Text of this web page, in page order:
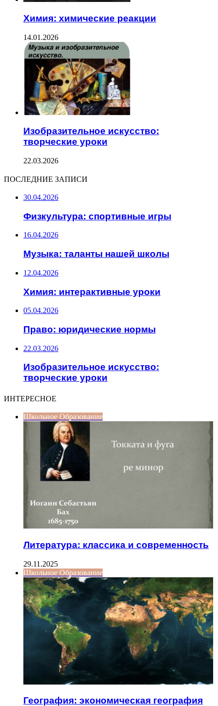
Химия: химические реакции
14.01.2026
Изобразительное искусство:
творческие уроки
22.03.2026
ПОСЛЕДНИЕ ЗАПИСИ
30.04.2026
Физкультура: спортивные игры
16.04.2026
Музыка: таланты нашей школы
12.04.2026
Химия: интерактивные уроки
05.04.2026
Право: юридические нормы
22.03.2026
Изобразительное искусство:
творческие уроки
ИНТЕРЕСНОЕ
Школьное Образование
Литература: классика и современность
29.11.2025
Школьное Образование
География: экономическая география